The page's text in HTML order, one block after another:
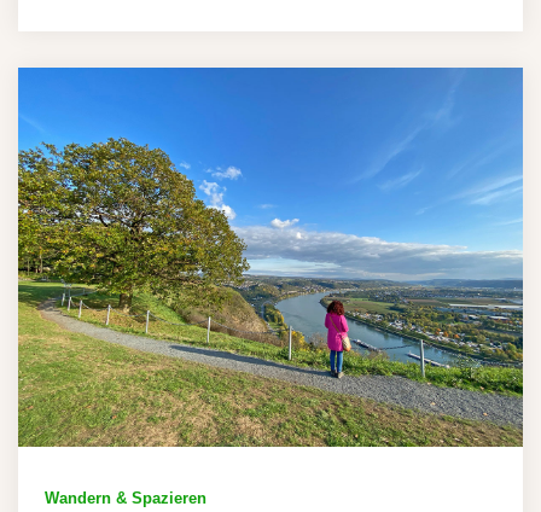
Wandern & Spazieren